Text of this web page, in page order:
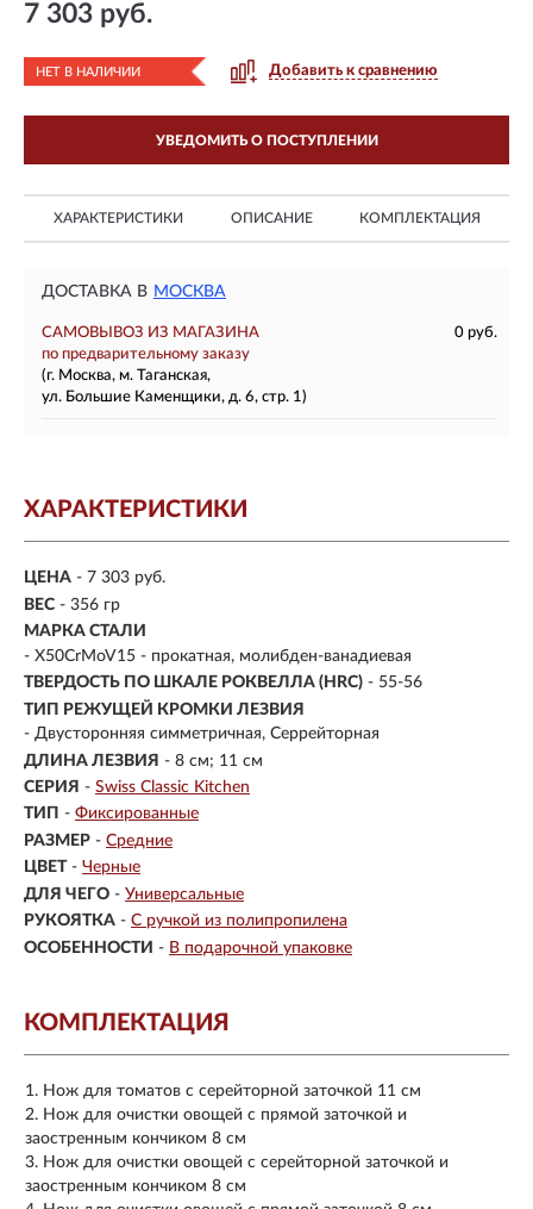
7 303 руб.
НЕТ В НАЛИЧИИ Добавить к сравнению
УВЕДОМИТЬ О ПОСТУПЛЕНИИ
ХАРАКТЕРИСТИКИ ОПИСАНИЕ КОМПЛЕКТАЦИЯ
ДОСТАВКА В МОСКВА
САМОВЫВОЗ ИЗ МАГАЗИНА
0 руб.
по предварительному заказу
(г. Москва, м. Таганская,
ул. Большие Каменщики, д. 6, стр. 1)
ХАРАКТЕРИСТИКИ
ЦЕНА - 7 303 руб.
ВЕС - 356 гр
МАРКА СТАЛИ
- X50CrMoV15 - прокатная, молибден-ванадиевая
ТВЕРДОСТЬ ПО ШКАЛЕ РОКВЕЛЛА (HRC) - 55-56
ТИП РЕЖУЩЕЙ КРОМКИ ЛЕЗВИЯ
- Двусторонняя симметричная, Серрейторная
ДЛИНА ЛЕЗВИЯ - 8 см; 11 см
СЕРИЯ - Swiss Classic Kitchen
ТИП - Фиксированные
РАЗМЕР - Средние
ЦВЕТ - Черные
ДЛЯ ЧЕГО - Универсальные
РУКОЯТКА - С ручкой из полипропилена
ОСОБЕННОСТИ - В подарочной упаковке
КОМПЛЕКТАЦИЯ
Нож для томатов с серейторной заточкой 11 см
Нож для очистки овощей с прямой заточкой и
заостренным кончиком 8 см
Нож для очистки овощей с серейторной заточкой и
заостренным кончиком 8 см